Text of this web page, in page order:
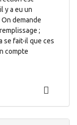
y a eu un
demande
;
se fait-il que ces
compte